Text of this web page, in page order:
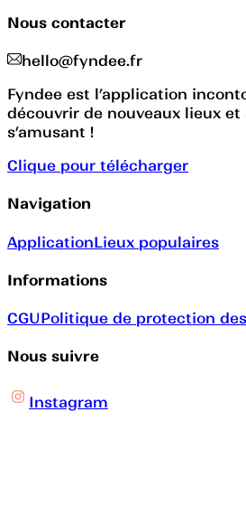
Nous contacter
hello@fyndee.fr
Fyndee est l’application
découvrir de nouveaux lieux
s’amusant !
Clique pour télécharger
Navigation
ApplicationLieux populaires
Informations
CGUPolitique de protection
Nous suivre
Instagram